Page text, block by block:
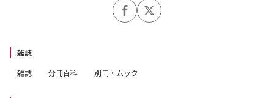
雑誌
雑誌
分冊百科 別冊・ムック